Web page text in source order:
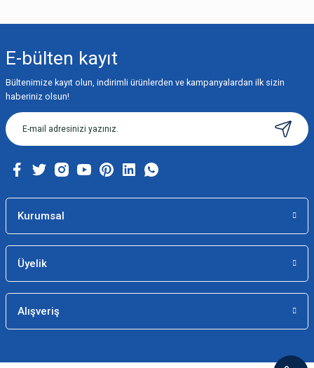
Görüş ve önerileriniz için teşekkür ederiz.
Ürün resmi kalitesiz, bozuk veya görüntülenemiyor.
Ürün açıklamasında eksik bilgiler bulunuyor.
Ürün bilgilerinde hatalar bulunuyor.
Bu ürüne benzer farklı alternatifler olmalı.
E-bülten kayıt
Bültenimize kayıt olun, indirimli ürünlerden ve kampanyalardan ilk sizin
haberiniz olsun!
Kurumsal
Üyelik
Alışveriş